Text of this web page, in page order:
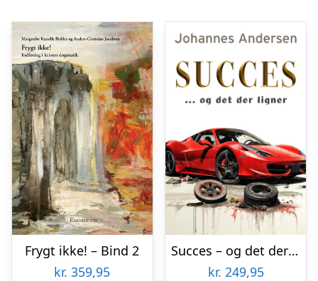
Frygt ikke! – Bind 2
kr. 359,95
Succes – og det der ligner
kr. 249,95